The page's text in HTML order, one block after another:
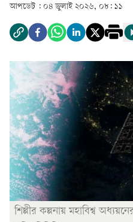
আপডেট : ০৪ জুলাই ২০২৬, ০৮: ১১
শিল্পীর কল্পনায় মহাবিশ্ব